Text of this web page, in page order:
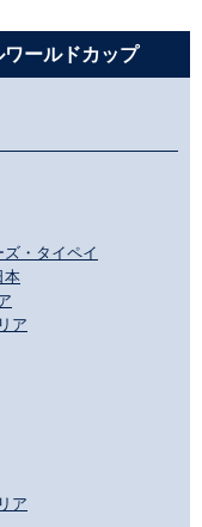
ールドカップ
・タイペイ
本
ア
ア